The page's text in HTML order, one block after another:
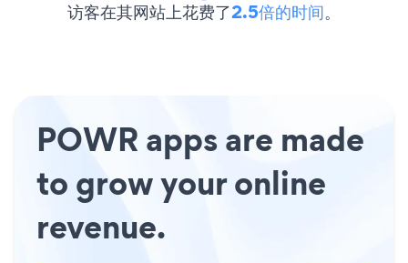
访客在其网站上花费了2.5倍的时间。
POWR apps are made
to grow your online
revenue.